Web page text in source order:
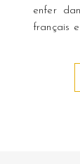
enfer
français